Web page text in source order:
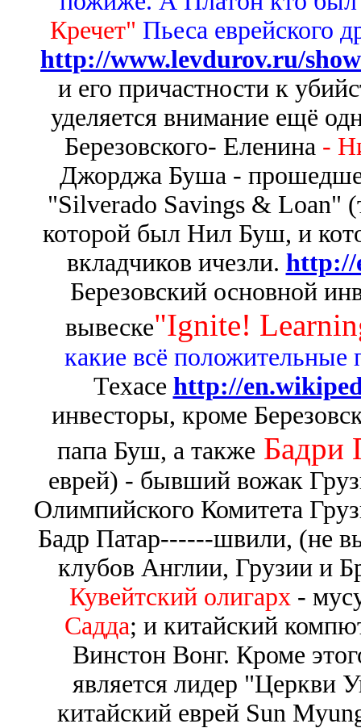
Кречет" Пьеса еврейского
http://www.levdurov.ru/
и его причастности к
уделяется внимание ещё
Березовского- Еленина -
Джорджа Буша -
"Silverado Savings &
которой был Нил Буш, и
вкладчиков ичезли. http://
Березовский основной
вывеске"Ignite!
какие всё
Техасе http://
инвесторы, кроме
папа Буш, а также Бадри
еврей) - бывший вожак
Олимпийского Комитета
Бадр Патар------швили, (не
клубов Англии, Грузии и
Кувейтский олигарх -
Садда; и китайский
Винстон Вонг. Кроме
является лидер "Церкви
китайский еврей Sun